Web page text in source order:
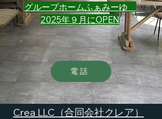
​グループホームふぁみーゆ
2025年９月にOPEN
電話
Crea LLC（合同会社クレア）